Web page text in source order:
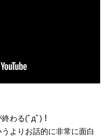
わる(ﾟдﾟ)！
よりお話的に非常に面白